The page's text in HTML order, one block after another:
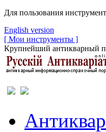
Для пользования
English version
[ Мои инструменты ]
Крупнейший антикварный